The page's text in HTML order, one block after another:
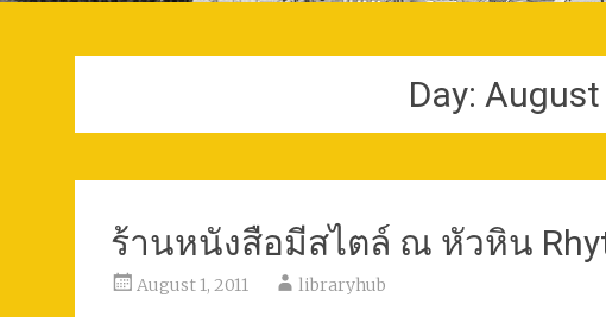
Day:August
ร้านหนังสือมีสไตล์ ณ หัวหิน
August 1, 2011 libraryhub